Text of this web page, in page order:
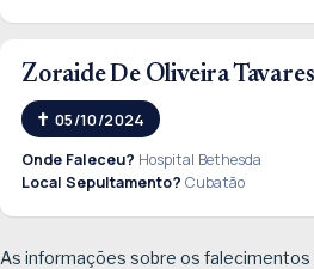
Zoraide De Oliveira
05/10/2024
Onde Faleceu? Hospital Bethesda
Local Sepultamento? Cubatão
As informações sobre os